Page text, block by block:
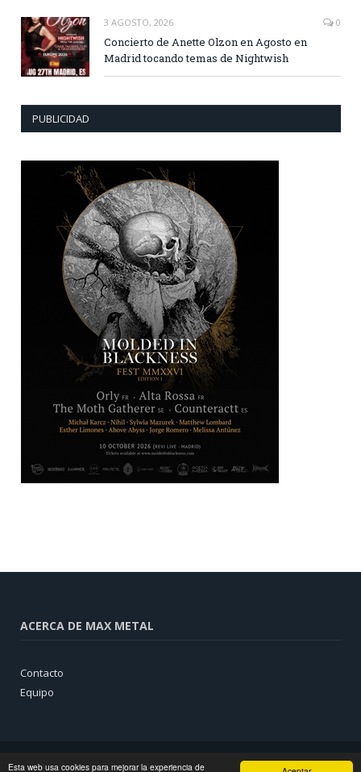
Esta web usa cookies para mejorar la experiencia de
3 AGOSTO, 2026 0
Concierto de Anette Olzon en Agosto en
Madrid tocando temas de Nightwish
PUBLICIDAD
ACERCA DE MAX METAL
Contacto
Equipo